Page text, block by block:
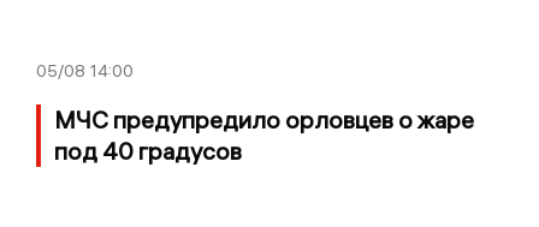
05/08 14:00
МЧС предупредило орловцев о жаре
под 40 градусов